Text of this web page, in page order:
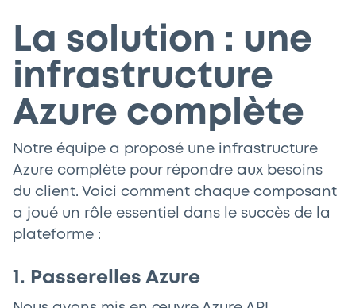
La solution : une
infrastructure
Azure complète
Notre équipe a proposé une infrastructure
Azure complète pour répondre aux besoins
du client. Voici comment chaque composant
a joué un rôle essentiel dans le succès de la
plateforme :
1. Passerelles Azure